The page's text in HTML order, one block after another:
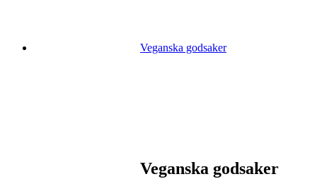
Veganska godsaker
Veganska godsaker